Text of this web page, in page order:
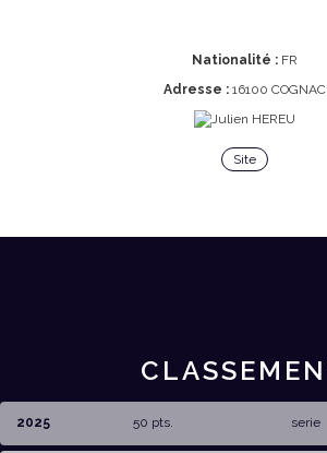
Nationalité :FR
Adresse :16100 COGNAC
Site
2025 50 pts. serie